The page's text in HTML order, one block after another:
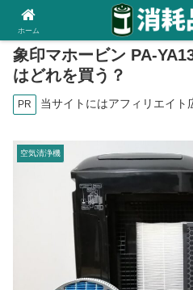
象印マホービン PA-
はどれを買う？
PR 当サイトにはアフィリエイト
空気清浄機
ホーム